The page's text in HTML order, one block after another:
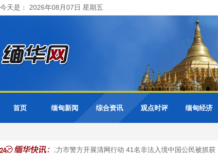
今天是： 2026年08月07日 星期五
首页 缅甸新闻 综合资讯 观点时评 缅甸经济
缅甸大其力市警方开展清网行动 41名非法入境中国公民被抓获